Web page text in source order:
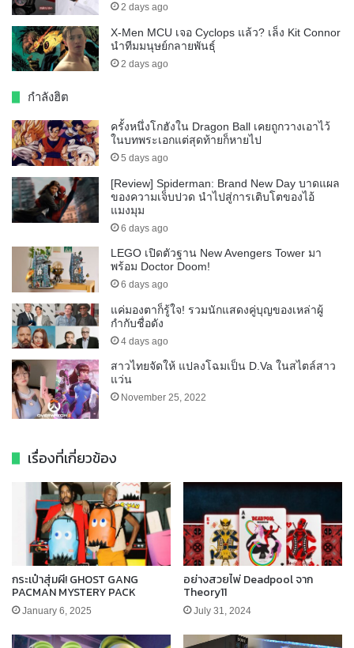
2 days ago
X-Men MCU เจอ Cyclops แล้ว? เล็ง Kit Connor
นำทีมมนุษย์กลายพันธุ์
2 days ago
กำลังฮิต
ครั้งหนึ่งโกฮังใน Dragon Ball เคยถูกวางเอาไว้
ในบทพระเอกแต่สุดท้ายก็หายไป
5 days ago
[Review] Spiderman: Brand New Day บาดแผล
ของความเจ็บปวด นำไปสู่การเติบโตของไอ้
แมงมุม
6 days ago
LEGO เปิดตัวฐาน New Avengers Tower มา
พร้อม Doctor Doom!
6 days ago
แค่มองตาก็รู้ใจ! รวมนักแสดงคู่บุญของเหล่าผู้
กำกับชื่อดัง
4 days ago
สาวไทยจัดให้ แปลงโฉมเป็น D.Va ในสไตล์สาว
แว่น
November 25, 2022
เรื่องที่เกี่ยวข้อง
กระเป๋าสุ่มผี! GHOST GANG
PACMAN MYSTERY PACK
January 6, 2025
อย่างสวยไพ่ Deadpool จาก
Theory11
July 31, 2024